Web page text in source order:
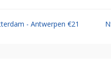
- Antwerpen €21